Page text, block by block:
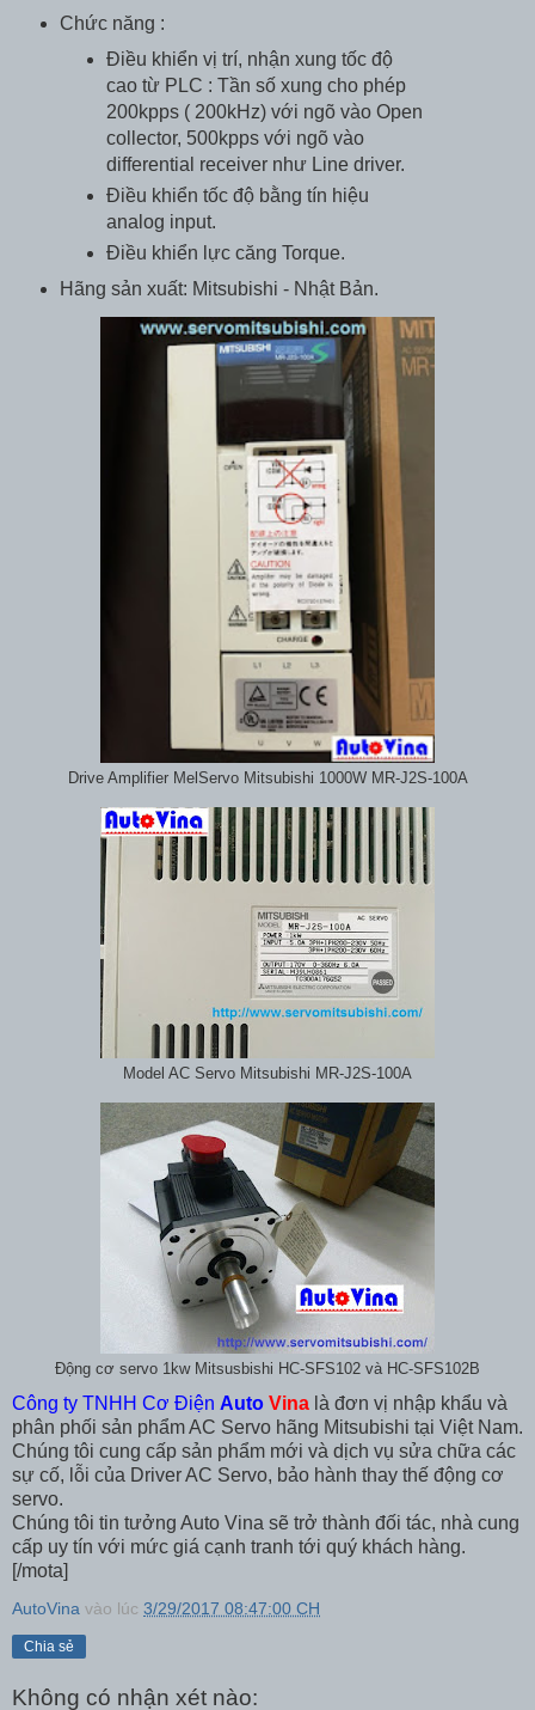
Chức năng :
Điều khiển vị trí, nhận xung tốc độ
cao từ PLC : Tần số xung cho phép
200kpps ( 200kHz) với ngõ vào Open
collector, 500kpps với ngõ vào
differential receiver như Line driver.
Điều khiển tốc độ bằng tín hiệu
analog input.
Điều khiển lực căng Torque.
Hãng sản xuất: Mitsubishi - Nhật Bản.
Drive Amplifier MelServo Mitsubishi 1000W MR-J2S-100A
Model AC Servo Mitsubishi MR-J2S-100A
Động cơ servo 1kw Mitsusbishi HC-SFS102 và HC-SFS102B
Công ty TNHH Cơ Điện Auto Vina là đơn vị nhập khẩu và
phân phối sản phẩm AC Servo hãng Mitsubishi tại Việt Nam.
Chúng tôi cung cấp sản phẩm mới và dịch vụ sửa chữa các
sự cố, lỗi của Driver AC Servo, bảo hành thay thế động cơ
servo.
Chúng tôi tin tưởng Auto Vina sẽ trở thành đối tác, nhà cung
cấp uy tín với mức giá cạnh tranh tới quý khách hàng.
[/mota]
AutoVina vào lúc 3/29/2017 08:47:00 CH
Chia sẻ
Không có nhận xét nào: